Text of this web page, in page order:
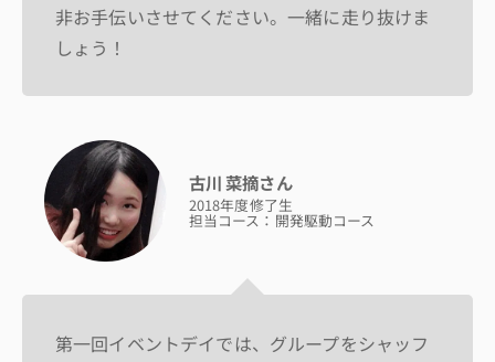
非お手伝いさせてください。一緒に走り抜けま
しょう！
古川 菜摘さん
2018年度修了生
担当コース：開発駆動コース
第一回イベントデイでは、グループをシャッフ